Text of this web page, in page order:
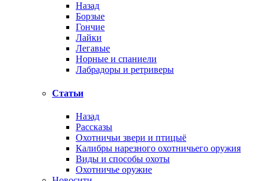
Назад
Борзые
Гончие
Лайки
Легавые
Норные и спаниели
Лабрадоры и ретриверы
Статьи
Назад
Рассказы
Охотничьи звери и птицыё
Калибры нарезного охотничьего оружия
Виды и способы охоты
Охотничье оружие